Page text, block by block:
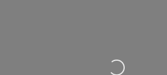
Loading...